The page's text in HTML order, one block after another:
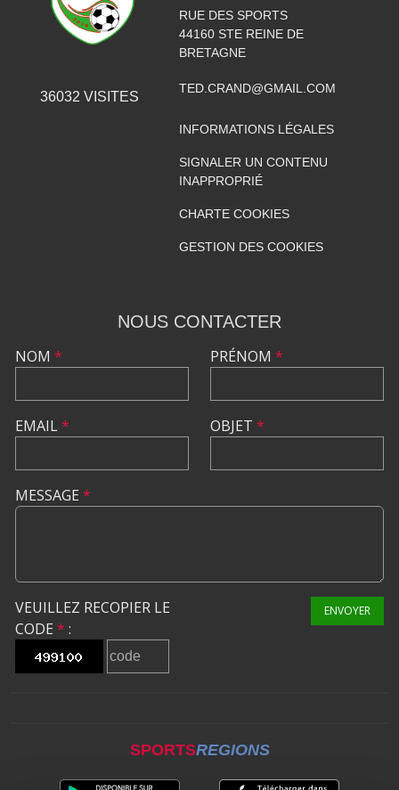
36032 VISITES
RUE DES SPORTS
44160 STE REINE DE
BRETAGNE
TED.CRAND@GMAIL.COM
INFORMATIONS LÉGALES
SIGNALER UN CONTENU
INAPPROPRIÉ
CHARTE COOKIES
GESTION DES COOKIES
NOUS CONTACTER
NOM *
EMAIL*
PRÉNOM *
OBJET *
MESSAGE *
VEUILLEZ RECOPIER LE
CODE * :
ENVOYER
SPORTSREGIONS